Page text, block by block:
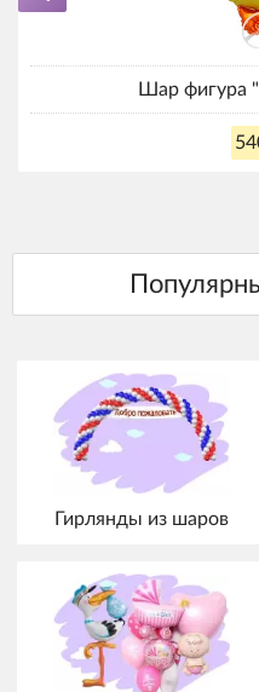
Шар фигура
Гирлянды из шаров